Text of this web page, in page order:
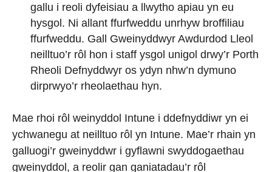
gallu i reoli dyfeisiau a llwytho apiau yn eu
hysgol. Ni allant ffurfweddu unrhyw broffiliau
ffurfweddu. Gall Gweinyddwyr Awdurdod Lleol
neilltuo’r rôl hon i staff ysgol unigol drwy’r Porth
Rheoli Defnyddwyr os ydyn nhw’n dymuno
dirprwyo’r rheolaethau hyn.
Mae rhoi rôl weinyddol Intune i ddefnyddiwr yn ei
ychwanegu at neilltuo rôl yn Intune. Mae’r rhain yn
galluogi’r gweinyddwr i gyflawni swyddogaethau
gweinyddol, a reolir gan ganiatadau’r rôl